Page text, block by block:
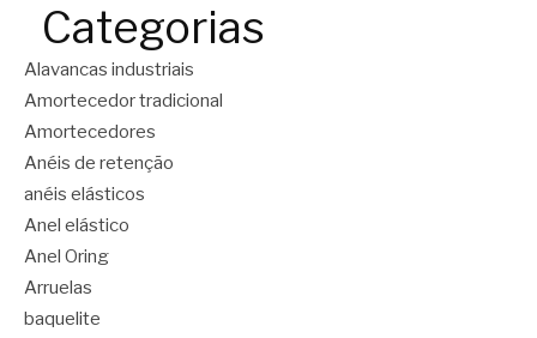
Categorias
Alavancas industriais
Amortecedor tradicional
Amortecedores
Anéis de retenção
anéis elásticos
Anel elástico
Anel Oring
Arruelas
baquelite